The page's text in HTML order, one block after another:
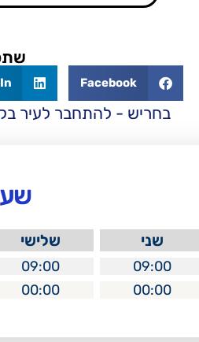
Facebook
בחריש - להתחבר לעיר
שני שלישי
09:00
09:00
00:00
00:00